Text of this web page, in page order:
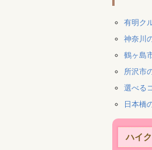
有明ク
神奈川
鶴ヶ島
所沢市
選べる
日本橋
ハイ